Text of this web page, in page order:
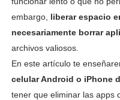
embargo, liberar espacio
necesariamente borrar
archivos valiosos.
En este artículo te
celular Android o iPhone
tener que eliminar las apps